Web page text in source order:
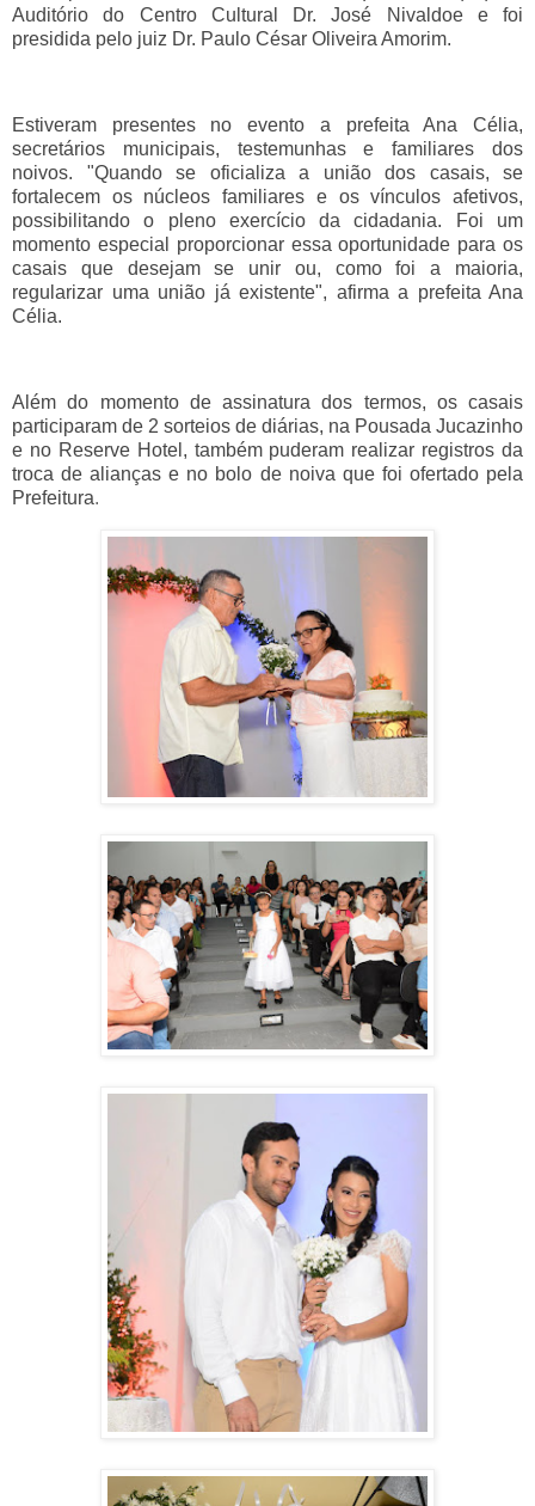
Auditório do Centro Cultural Dr. José Nivaldoe e foi
presidida pelo juiz Dr. Paulo César Oliveira Amorim.
Estiveram presentes no evento a prefeita Ana Célia,
secretários municipais, testemunhas e familiares dos
noivos. "Quando se oficializa a união dos casais, se
fortalecem os núcleos familiares e os vínculos afetivos,
possibilitando o pleno exercício da cidadania. Foi um
momento especial proporcionar essa oportunidade para os
casais que desejam se unir ou, como foi a maioria,
regularizar uma união já existente", afirma a prefeita Ana
Célia.
Além do momento de assinatura dos termos, os casais
participaram de 2 sorteios de diárias, na Pousada Jucazinho
e no Reserve Hotel, também puderam realizar registros da
troca de alianças e no bolo de noiva que foi ofertado pela
Prefeitura.